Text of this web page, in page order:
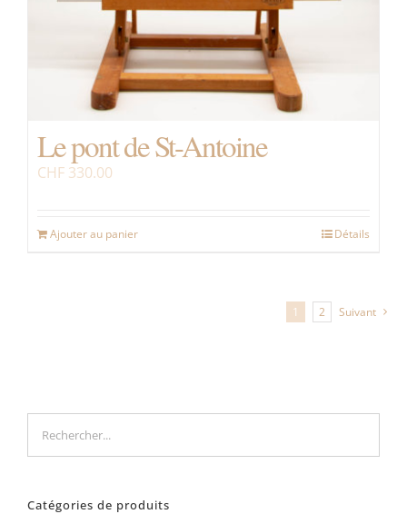
Le pont de St-Antoine
CHF 330.00
Ajouter au panier Détails
1 2 Suivant
Catégories de produits